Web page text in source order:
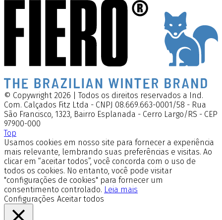
© Copywright 2026 | Todos os direitos reservados a Ind.
Com. Calçados Fitz Ltda - CNPJ 08.669.663-0001/58 - Rua
São Francisco, 1323, Bairro Esplanada - Cerro Largo/RS - CEP
97900-000
Top
Usamos cookies em nosso site para fornecer a experiência
mais relevante, lembrando suas preferências e visitas. Ao
clicar em “aceitar todos”, você concorda com o uso de
todos os cookies. No entanto, você pode visitar
"configurações de cookies" para fornecer um
consentimento controlado. Leia mais
Configurações Aceitar todos